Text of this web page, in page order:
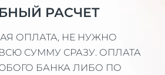
РАСЧЕТ
ОПЛАТА, НЕ НУЖНО
СУММУ СРАЗУ. ОПЛАТА
БАНКА ЛИБО ПО